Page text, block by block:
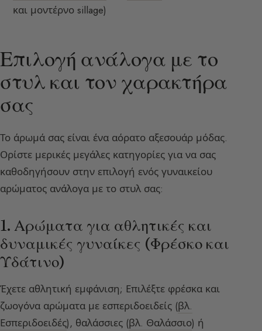
και μοντέρνο sillage)
Επιλογή ανάλογα με το
στυλ και τον χαρακτήρα
σας
Το άρωμά σας είναι ένα αόρατο αξεσουάρ μόδας.
Ορίστε μερικές μεγάλες κατηγορίες για να σας
καθοδηγήσουν στην επιλογή ενός γυναικείου
αρώματος ανάλογα με το στυλ σας:
1. Αρώματα για αθλητικές και
δυναμικές γυναίκες (Φρέσκο και
Υδάτινο)
Έχετε αθλητική εμφάνιση; Επιλέξτε φρέσκα και
ζωογόνα αρώματα με εσπεριδοειδείς (βλ.
Εσπεριδοειδές), θαλάσσιες (βλ. Θαλάσσιο) ή